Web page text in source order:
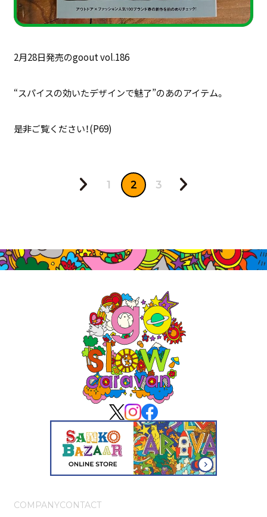
2月28日発売のgoout vol.186
“スパイスの効いたデザインで魅了”のあのアイテム。
是非ご覧ください！(P69)
1 2 3
COMPANYCONTACT